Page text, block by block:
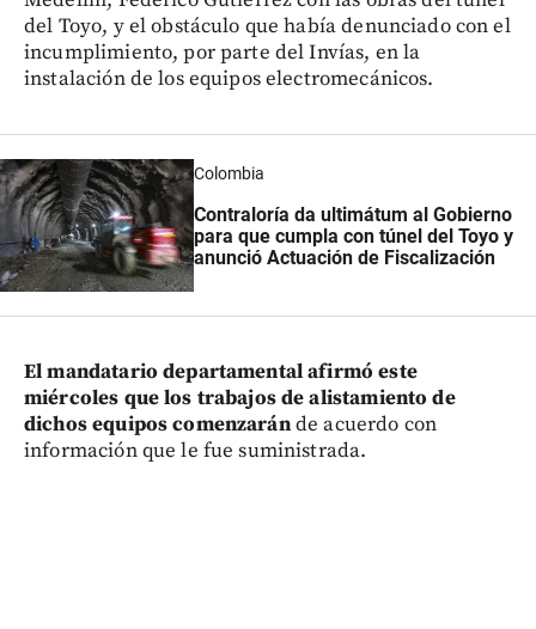
del Toyo, y el obstáculo que había denunciado con el
incumplimiento, por parte del Invías, en la
instalación de los equipos electromecánicos.
Colombia
Contraloría da ultimátum al Gobierno
para que cumpla con túnel del Toyo y
anunció Actuación de Fiscalización
El mandatario departamental afirmó este
miércoles que los trabajos de alistamiento de
dichos equipos comenzaránde acuerdo con
información que le fue suministrada.